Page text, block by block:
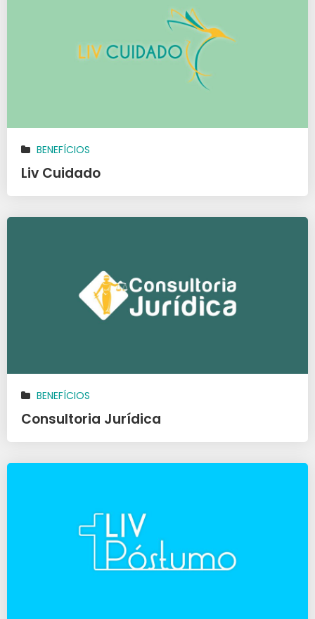
BENEFÍCIOS
Liv Cuidado
BENEFÍCIOS
Consultoria Jurídica